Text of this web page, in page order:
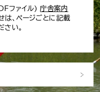
ファイル)庁舎案内
は、ページごとに記載
い。